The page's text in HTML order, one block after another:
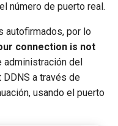
número de puerto real.
autofirmados, por lo
connection is not
administración del
a través de
usando el puerto